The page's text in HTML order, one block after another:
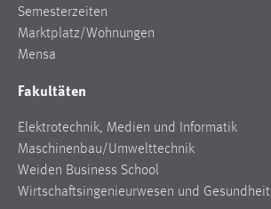
Semesterzeiten
Marktplatz/Wohnungen
Mensa
Fakultäten
Elektrotechnik, Medien und Informatik
Maschinenbau/Umwelttechnik
Weiden Business School
Wirtschaftsingenieurwesen und Gesundheit